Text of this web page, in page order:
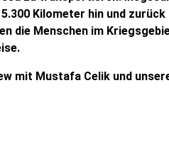
Kilometer hin und zurück
die Menschen im
mit Mustafa Celik und